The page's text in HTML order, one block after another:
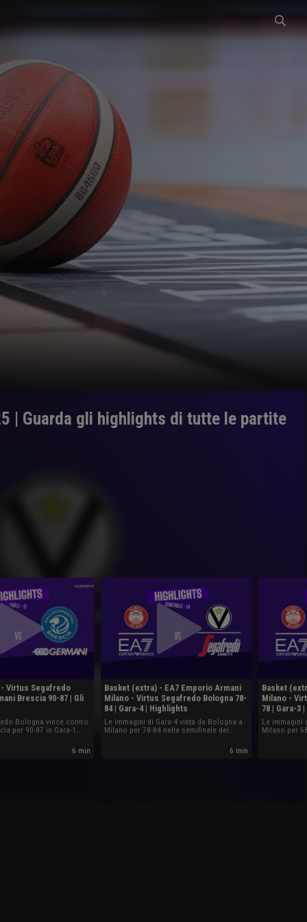
| Guarda gli highlights di tutte le partite
Virtus Segafredo
Brescia 90-87 | Gli
Bologna vince contro
per 90-87 in Gara-1
6 min
Basket (extra) - EA7 Emporio Armani
Milano - Virtus Segafredo Bologna 78-
84 | Gara-4 | Highlights
Le immagini di Gara-4 vinta da Bologna a
Milano per 78-84 nella semifinale dei
6 min
Basket
Milano -
78 | Gara-3
Le immagini
Milano per